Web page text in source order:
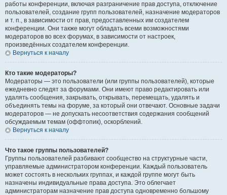
работы конференции, включая разграничение прав доступа, отключение
пользователей, создание групп пользователей, назначение модераторов
и т. п., в зависимости от прав, предоставленных им создателем
конференции. Они также могут обладать всеми возможностями
модераторов во всех форумах, в зависимости от настроек,
произведённых создателем конференции.
Вернуться к началу
Кто такие модераторы?
Модераторы — это пользователи (или группы пользователей), которые
ежедневно следят за форумами. Они имеют право редактировать или
удалять сообщения, закрывать, открывать, перемещать, удалять и
объединять темы на форуме, за который они отвечают. Основные задачи
модераторов — не допускать несоответствия содержания сообщений
обсуждаемым темам (оффтопик), оскорблений.
Вернуться к началу
Что такое группы пользователей?
Группы пользователей разбивают сообщество на структурные части,
управляемые администратором конференции. Каждый пользователь
может состоять в нескольких группах, и каждой группе могут быть
назначены индивидуальные права доступа. Это облегчает
администраторам назначение прав доступа одновременно большому